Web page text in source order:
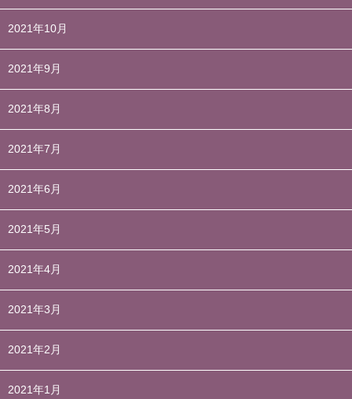
2021年10月
2021年9月
2021年8月
2021年7月
2021年6月
2021年5月
2021年4月
2021年3月
2021年2月
2021年1月